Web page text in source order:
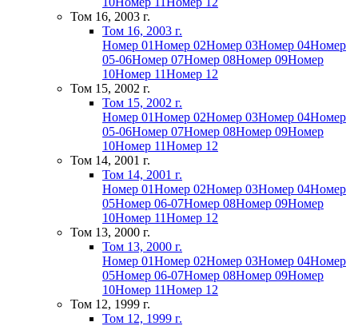
Том 16, 2003 г.
Том 16, 2003 г.
Номер 01Номер 02Номер 03Номер 04Номер
05-06Номер 07Номер 08Номер 09Номер
10Номер 11Номер 12
Том 15, 2002 г.
Том 15, 2002 г.
Номер 01Номер 02Номер 03Номер 04Номер
05-06Номер 07Номер 08Номер 09Номер
10Номер 11Номер 12
Том 14, 2001 г.
Том 14, 2001 г.
Номер 01Номер 02Номер 03Номер 04Номер
05Номер 06-07Номер 08Номер 09Номер
10Номер 11Номер 12
Том 13, 2000 г.
Том 13, 2000 г.
Номер 01Номер 02Номер 03Номер 04Номер
05Номер 06-07Номер 08Номер 09Номер
10Номер 11Номер 12
Том 12, 1999 г.
Том 12, 1999 г.